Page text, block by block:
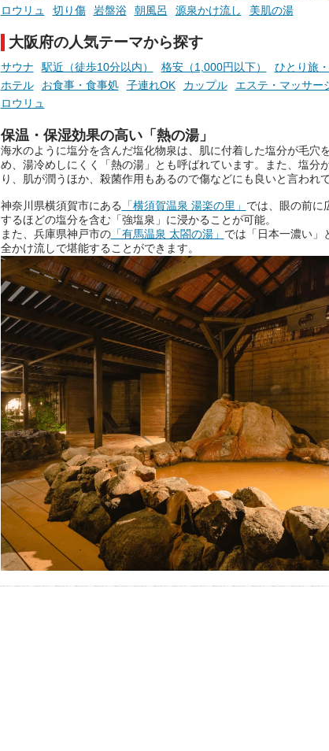
ロウリュ
切り傷 岩盤浴 朝風呂 源泉かけ流し 美肌の湯
大阪府の人気テーマから探す
サウナ 駅近（徒歩10分以内） 格安（1,000円以下） ひとり旅
ホテル
お食事・食事処 子連れOK カップル エステ・マッサー
ロウリュ
保温・保湿効果の高い「熱の湯」
海水のように塩分を含んだ塩化物泉は、肌に付着した塩分が毛穴
め、湯冷めしにくく「熱の湯」とも呼ばれています。また、塩分
り、肌が潤うほか、殺菌作用もあるので傷などにも良いと言われて
神奈川県横須賀市にある 「横須賀温泉 湯楽の里」 では、眼の前に
するほどの塩分を含む「強塩泉」に浸かることが可能。
また、兵庫県神戸市の「有馬温泉 太閤の湯」 では「日本一濃い」
全かけ流しで堪能することができます。